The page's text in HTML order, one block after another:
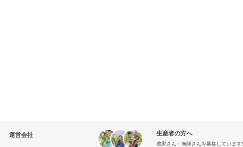
運営会社 生産者の方へ
農家さん・漁師さんを募集しています!